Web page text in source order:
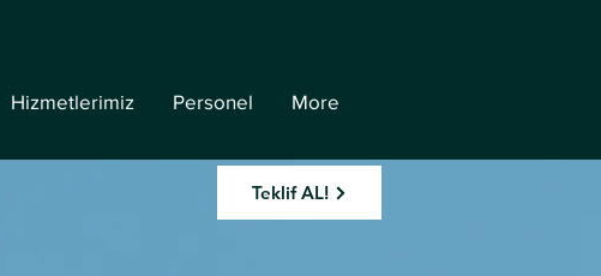
Hizmetlerimiz Personel More
Teklif AL!